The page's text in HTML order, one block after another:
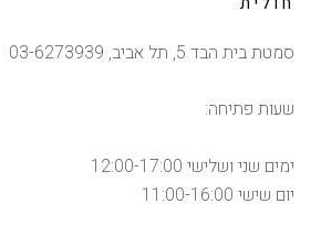
סמטת בית הבד 5, תל אביב, 03-6273939
שעות פתיחה:
ימים שני ושלישי 12:00-17:00
יום שישי 11:00-16:00